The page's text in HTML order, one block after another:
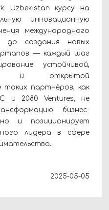
Uzbekistan курсу на
инновационную
международного
до создания новых
— каждый шаг
устойчивой,
и открытой
таких партнёров, как
и 2080 Ventures, не
бизнес-
и позиционирует
лидера в сфере
2025-05-05